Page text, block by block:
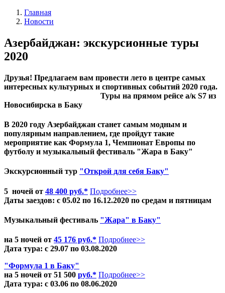
Главная
Новости
Азербайджан: экскурсионные туры
2020
Друзья! Предлагаем вам провести лето в центре самых
интересных культурных и спортивных событий 2020 года.
Туры на прямом рейсе а/к S7 из
Новосибирска в Баку
В 2020 году Азербайджан станет самым модным и
популярным направлением, где пройдут такие
мероприятие как Формула 1, Чемпионат Европы по
футболу и музыкальный фестиваль "Жара в Баку"
Экскурсионный тур "Открой для себя Баку"
5 ночей от 48 400 руб.* Подробнее>>
Даты заездов: с 05.02 по 16.12.2020 по средам и пятницам
Музыкальный фестиваль "Жара" в Баку"
на 5 ночей от 45 176 руб.* Подробнее>>
Дата тура: с 29.07 по 03.08.2020
"Формула 1 в Баку"
на 5 ночей от 51 500 руб.* Подробнее>>
Дата тура: с 03.06 по 08.06.2020